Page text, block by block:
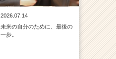
2026.07.14
未来の自分のために、最後の
一歩。